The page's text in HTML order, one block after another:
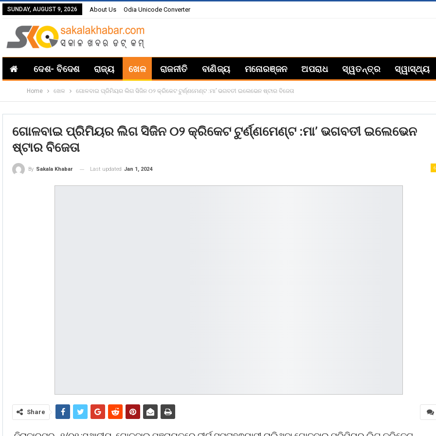
SUNDAY, AUGUST 9, 2026 About Us Odia Unicode Converter
ଦେଶ- ବିଦେଶ ରାଜ୍ୟ ଖେଳ ରାଜନୀତି ବାଣିଜ୍ୟ ମନୋରଞ୍ଜନ ଅପରାଧ ସ୍ୱତନ୍ତ୍ର ସ୍ୱାସ୍ଥ୍ୟ
Home ଖେଳ ଗୋଳବାଇ ପ୍ରିମିୟର ଲିଗ ସିଜିନ ୦୨ କ୍ରିକେଟ ଟୁର୍ଣ୍ଣମେଣ୍ଟ :ମା’ ଭଗବତୀ ଇଲେଭେନ ଷ୍ଟାର ବିଜେତା
ଗୋଳବାଇ ପ୍ରିମିୟର ଲିଗ ସିଜିନ ୦୨ କ୍ରିକେଟ ଟୁର୍ଣ୍ଣମେଣ୍ଟ :ମା’ ଭଗବତୀ ଇଲେଭେନ
ଷ୍ଟାର ବିଜେତା
By Sakala Khabar Last updated Jan 1, 2024
Share